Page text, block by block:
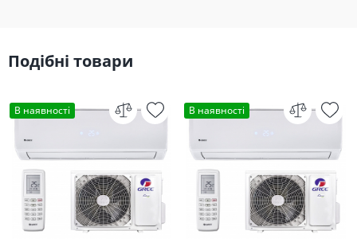
Подібні товари
В наявності В наявності